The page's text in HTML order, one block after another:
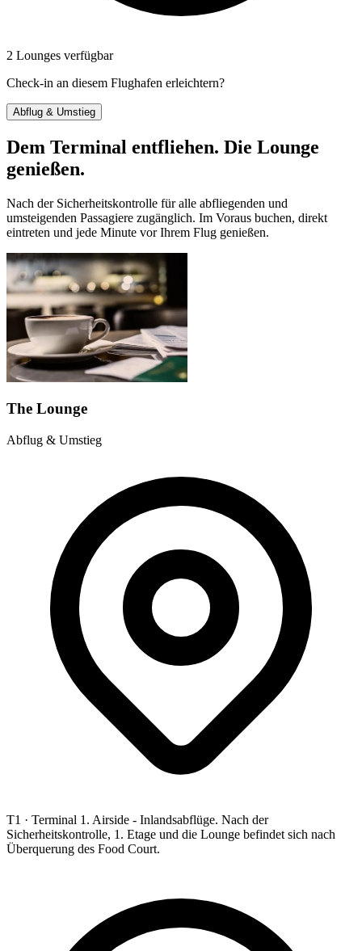
2 Lounges verfügbar
Check-in an diesem Flughafen erleichtern?
Abflug & Umstieg
Dem Terminal entfliehen. Die Lounge
genießen.
Nach der Sicherheitskontrolle für alle abfliegenden und
umsteigenden Passagiere zugänglich. Im Voraus buchen, direkt
eintreten und jede Minute vor Ihrem Flug genießen.
The Lounge
Abflug & Umstieg
T1 · Terminal 1. Airside - Inlandsabflüge. Nach der
Sicherheitskontrolle, 1. Etage und die Lounge befindet sich nach
Überquerung des Food Court.